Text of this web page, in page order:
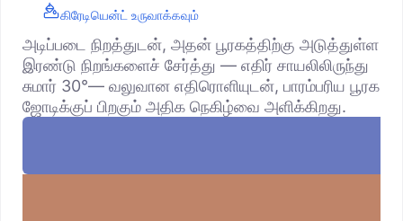
கிரேடியென்ட் உருவாக்கவும்
அடிப்படை நிறத்துடன், அதன் பூரகத்திற்கு அடுத்துள்ள
இரண்டு நிறங்களைச் சேர்த்து — எதிர் சாயலிலிருந்து
சுமார் 30°— வலுவான எதிரொளியுடன், பாரம்பரிய பூரக
ஜோடிக்குப் பிறகும் அதிக நெகிழ்வை அளிக்கிறது.